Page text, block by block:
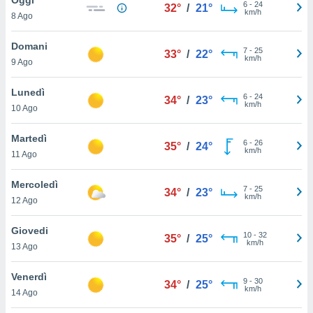
è
al sito
di
ci
di
il
un
la
nella
8 Ago
32° / 21° 6- 24
km/h
Domani
9 Ago
33° / 22° 7- 25
km/h
Lunedì
10 Ago
34° / 23° 6- 24
km/h
Martedì
11 Ago
35° / 24° 6- 26
km/h
Mercoledì
12 Ago
34° / 23° 7- 25
km/h
Giovedi
13 Ago
35° / 25° 10- 32
km/h
Venerdì
14 Ago
34° / 25° 9- 30
km/h